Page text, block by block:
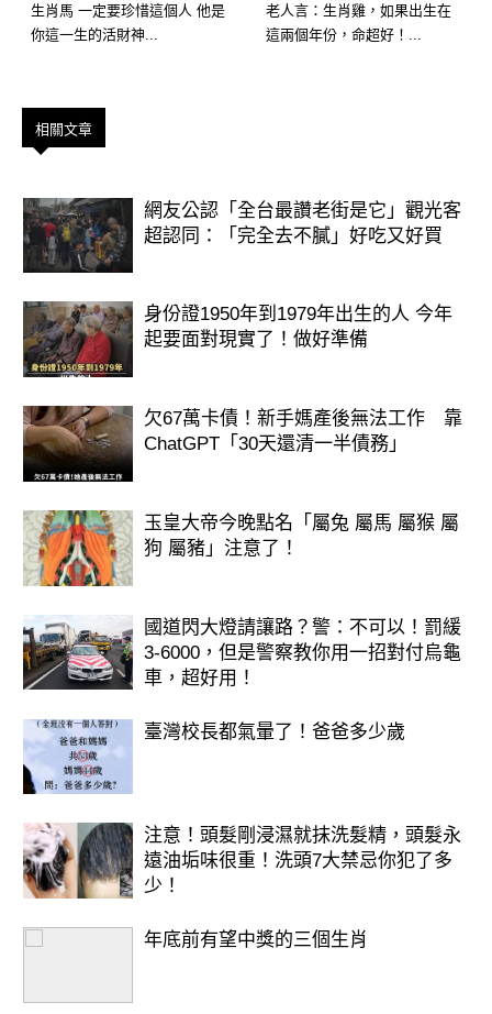
選擇 C：炸年糕 ——【驚喜連連，步
步高升】
幸福來源： 妳追求的是「新鮮感」。
2026 年妳會遇到很多新的轉機，那種
挑戰成功的快感讓妳充滿活力。
隱藏財庫： 妳的錢藏在**「偏財與斜
槓」**裡。就像年糕炸過後才香，妳這
一年很適合發展副業或嘗試小額投資，
這三天的手氣，選這項的人最強！
實，細水長流】
生肖馬 一定要珍惜這個人 他是
你這一生的活財神...
老人言：生肖雞，如果出生在
這兩個年份，命超好！...
相關文章
網友公認「全台最讚老街是它」觀光客
超認同：「完全去不膩」好吃又好買
身份證1950年到1979年出生的人 今年
起要面對現實了！做好準備
欠67萬卡債！新手媽產後無法工作 靠
ChatGPT「30天還清一半債務」
玉皇大帝今晚點名「屬兔 屬馬 屬猴 屬
狗 屬豬」注意了！
國道閃大燈請讓路？警：不可以！罰緩
3-6000，但是警察教你用一招對付烏龜
車，超好用！
臺灣校長都氣暈了！爸爸多少歲
注意！頭髮剛浸濕就抹洗髮精，頭髮永
遠油垢味很重！洗頭7大禁忌你犯了多
少！
年底前有望中獎的三個生肖